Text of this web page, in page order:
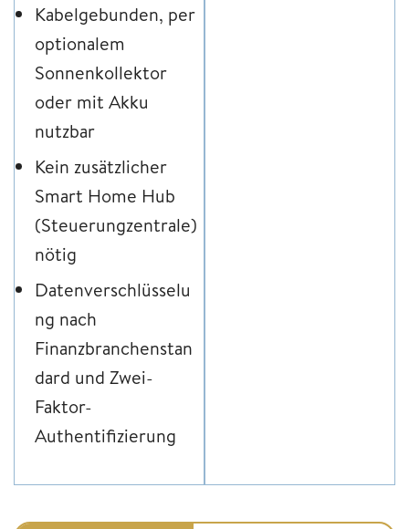
Kabelgebunden, per
optionalem
Sonnenkollektor
oder mit Akku
nutzbar
Kein zusätzlicher
Smart Home Hub
(Steuerungzentrale)
nötig
Datenverschlüsselu
ng nach
Finanzbranchenstan
dard und Zwei-
Faktor-
Authentifizierung